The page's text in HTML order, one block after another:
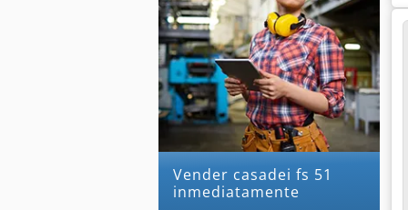
Vender casadei fs 51
inmediatamente